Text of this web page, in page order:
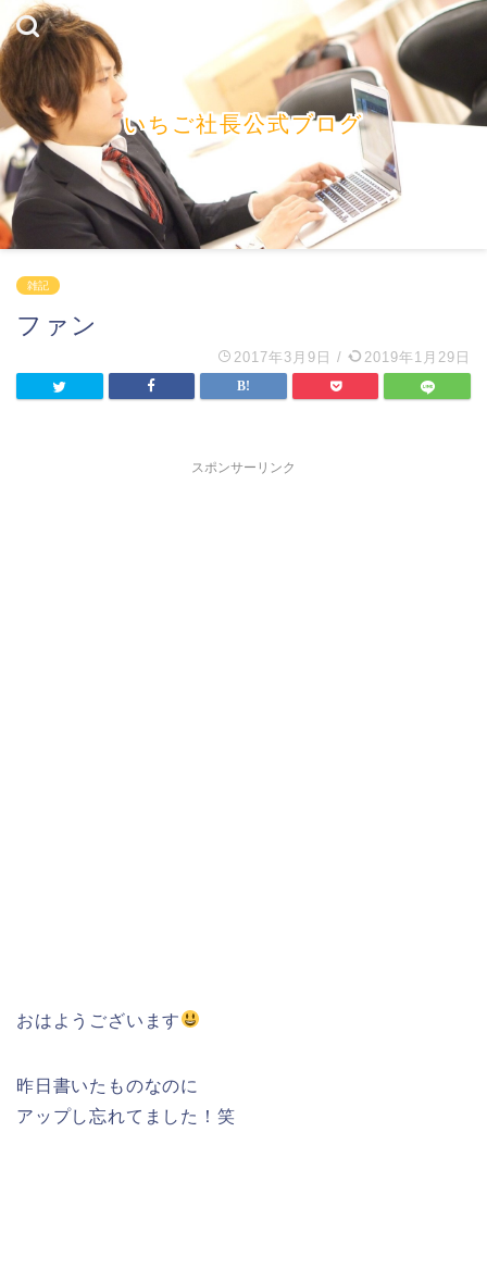
いちご社長公式ブログ
雑記
ファン
2017年3月9日 / 2019年1月29日
スポンサーリンク
おはようございます
昨日書いたものなのに
アップし忘れてました！笑